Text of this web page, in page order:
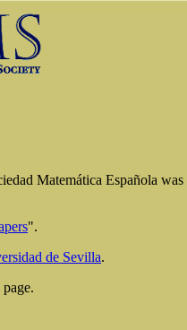
Matemática Española was
".
de Sevilla.
page.